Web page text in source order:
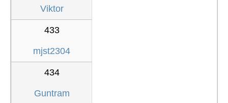
Viktor
433
mjst2304
434
Guntram